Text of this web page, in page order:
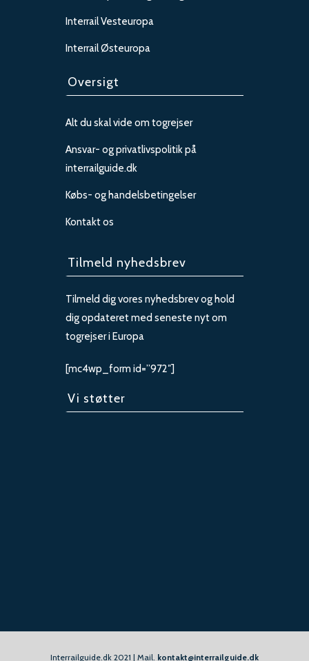
Interrail Vesteuropa
Interrail Østeuropa
Oversigt
Alt du skal vide om togrejser
Ansvar- og privatlivspolitik på
interrailguide.dk
Købs- og handelsbetingelser
Kontakt os
Tilmeld nyhedsbrev
Tilmeld dig vores nyhedsbrev og hold
dig opdateret med seneste nyt om
togrejser i Europa
[mc4wp_form id=”972″]
Vi støtter
Interrailguide.dk 2021 | Mail. kontakt@interrailguide.dk